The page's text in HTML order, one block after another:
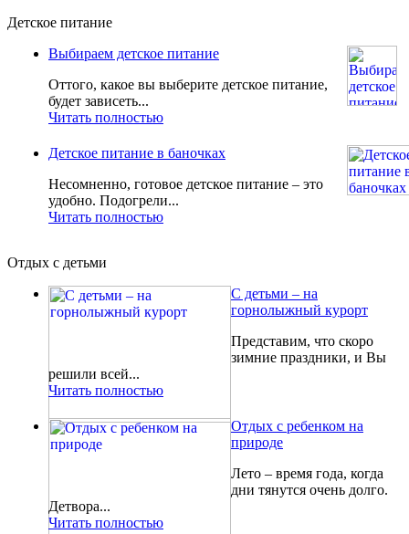
Детское питание
Выбираем детское питание
Оттого, какое вы выберите детское питание,
будет зависеть...
Читать полностью
Детское питание в баночках
Несомненно, готовое детское питание – это
удобно. Подогрели...
Читать полностью
Отдых с детьми
С детьми – на
горнолыжный курорт
Представим, что скоро
зимние праздники, и Вы
решили всей...
Читать полностью
Отдых с ребенком на
природе
Лето – время года, когда
дни тянутся очень долго.
Детвора...
Читать полностью